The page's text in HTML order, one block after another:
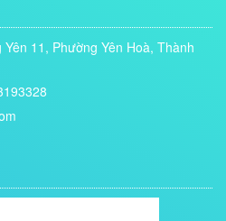
11, Phường Yên Hoà, Thành